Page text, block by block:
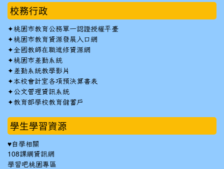
校務行政
✦桃園市教育公務單一認證授權平臺
✦桃園市教育資源發展入口網
✦全國教師在職進修資源網
✦桃園市差勤系統
✦ 差勤系統教學影片
✦本校會計室各項預決算書表
✦公文管理資訊系統
✦教育部學校教育儲蓄戶
學生學習資源
♥自學相關
108課綱資訊網
學習吧桃園專區